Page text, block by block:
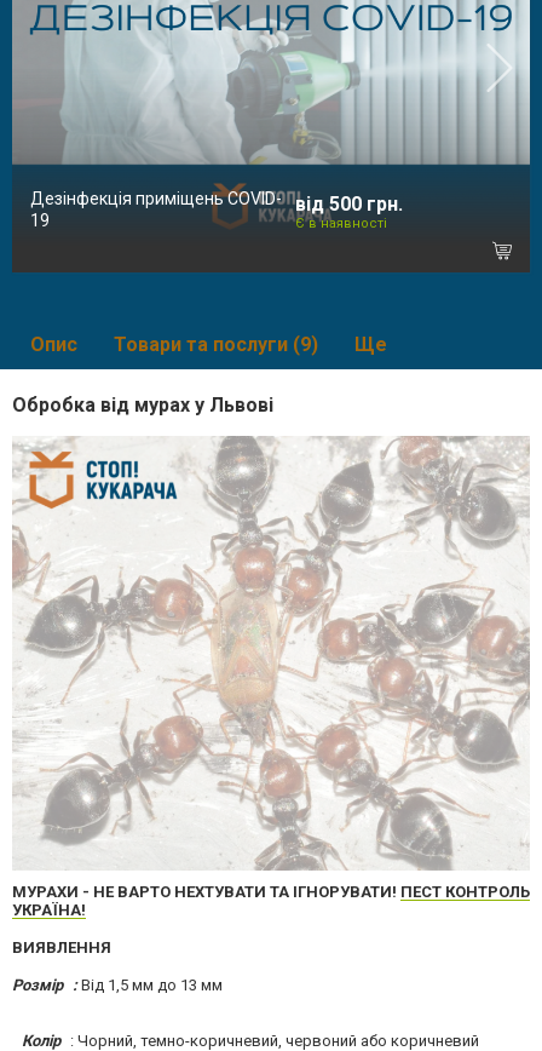
Дезінфекція приміщень COVID-
19
від 500 грн.
Є в наявності
Опис Товари та послуги (9) Ще
Обробка від мурах у Львові
МУРАХИ - НЕ ВАРТО НЕХТУВАТИ ТА ІГНОРУВАТИ! ПЕСТ КОНТРОЛЬ
УКРАЇНА!
ВИЯВЛЕННЯ
Розмір :Від 1,5 мм до 13 мм
Колір: Чорний, темно-коричневий, червоний або коричневий